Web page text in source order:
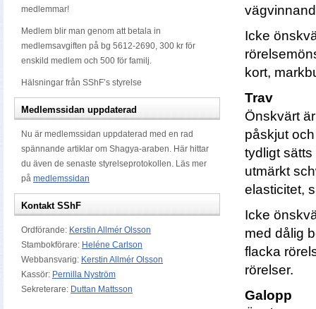
medlemmar!
Medlem blir man genom att betala in
medlemsavgiften på bg 5612-2690, 300 kr för
enskild medlem och 500 för familj.
Hälsningar från SShF’s styrelse
Medlemssidan uppdaterad
Nu är medlemssidan uppdaterad med en rad
spännande artiklar om Shagya-araben. Här hittar
du även de senaste styrelseprotokollen. Läs mer
på medlemssidan
Kontakt SShF
Ordförande: Kerstin Allmér Olsson
Stambokförare: Heléne Carlson
Webbansvarig: Kerstin Allmér Olsson
Kassör: Pernilla Nyström
Sekreterare: Duttan Mattsson
Icke
kort,
Trav
Önskvärt
påskjut
tydligt
utmärkt
elasticitet,
Icke
med dålig
flacka
rörelser.
Galopp